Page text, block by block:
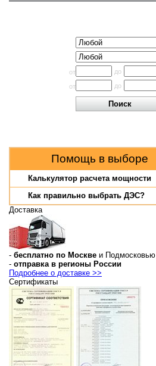
от до
от до
Помощь в выборе
Калькулятор расчета мощности
Как правильно выбрать ДЭС?
Доставка
- бесплатно по Москве и Подмосковью
- отправка в регионы России
Подробнее о доставке >>
Сертификаты